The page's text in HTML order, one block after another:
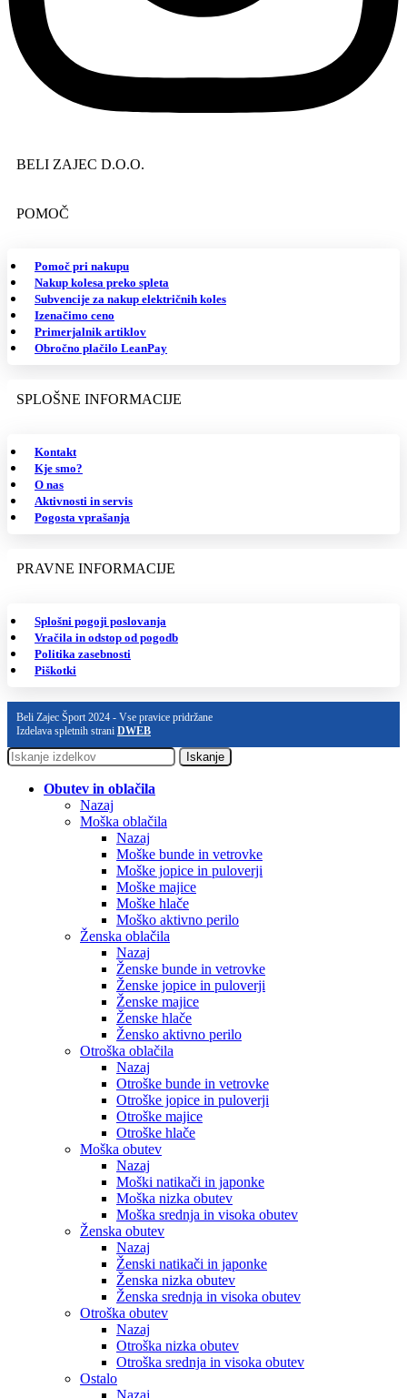
BELI ZAJEC D.O.O.
POMOČ
Pomoč pri nakupu
Nakup kolesa preko spleta
Subvencije za nakup električnih koles
Izenačimo ceno
Primerjalnik artiklov
Obročno plačilo LeanPay
SPLOŠNE INFORMACIJE
Kontakt
Kje smo?
O nas
Aktivnosti in servis
Pogosta vprašanja
PRAVNE INFORMACIJE
Splošni pogoji poslovanja
Vračila in odstop od pogodb
Politika zasebnosti
Piškotki
Beli Zajec Šport 2024 - Vse pravice pridržane
Izdelava spletnih strani DWEB
Iskanje
Obutev in oblačila
Nazaj
Moška oblačila
Nazaj
Moške bunde in vetrovke
Moške jopice in puloverji
Moške majice
Moške hlače
Moško aktivno perilo
Ženska oblačila
Nazaj
Ženske bunde in vetrovke
Ženske jopice in puloverji
Ženske majice
Ženske hlače
Žensko aktivno perilo
Otroška oblačila
Nazaj
Otroške bunde in vetrovke
Otroške jopice in puloverji
Otroške majice
Otroške hlače
Moška obutev
Nazaj
Moški natikači in japonke
Moška nizka obutev
Moška srednja in visoka obutev
Ženska obutev
Nazaj
Ženski natikači in japonke
Ženska nizka obutev
Ženska srednja in visoka obutev
Otroška obutev
Nazaj
Otroška nizka obutev
Otroška srednja in visoka obutev
Ostalo